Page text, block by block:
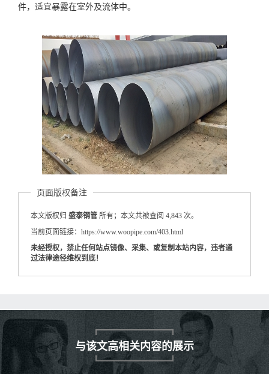
件，适宜暴露在室外及流体中。
页面版权备注
本文版权归 盛泰钢管 所有；本文共被查阅 4,843 次。
当前页面链接：https://www.woopipe.com/403.html
未经授权，禁止任何站点镜像、采集、或复制本站内容，违者通
过法律途径维权到底！
与该文高相关内容的展示